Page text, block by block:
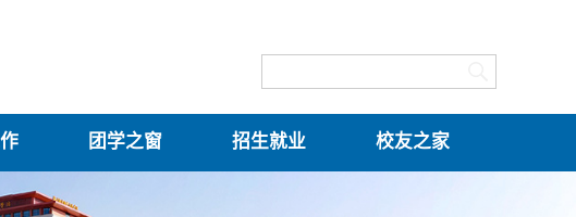
团学之窗 招生就业 校友之家